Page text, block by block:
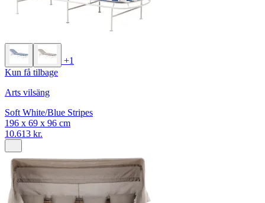
+1
Kun få tilbage
Arts vilsäng
Soft White/Blue Stripes
196 x 69 x 96 cm
10.613 kr.